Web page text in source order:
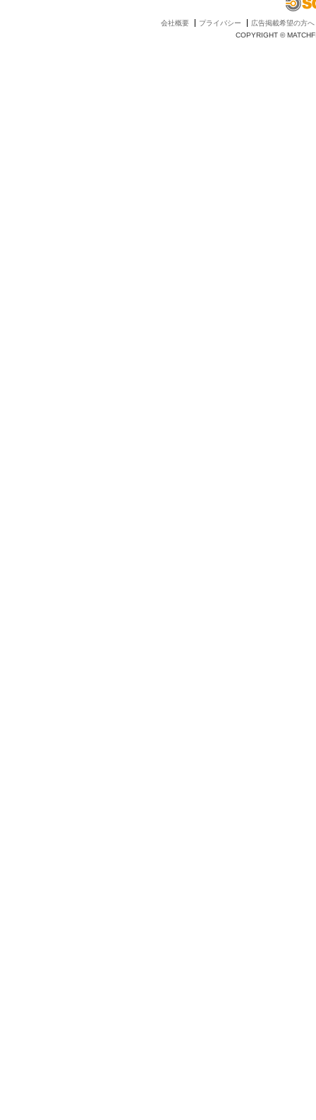
会社概要 プライバシー
広告掲載希望の方へ
COPYRIGHT ©